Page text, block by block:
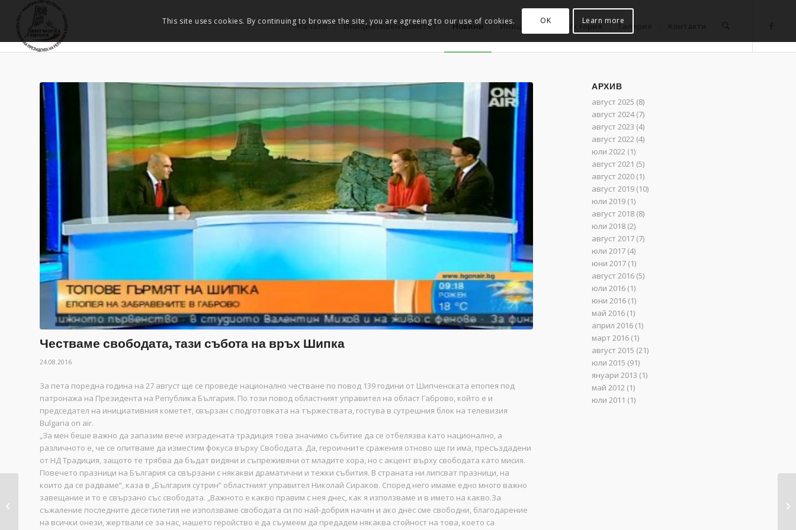
Начало Инициативен комитет Новини Инициативи История Галерия
Честваме свободата, тази събота на връх Шипка
24.08.2016
За пета поредна година на 27 август ще се проведе национално честване по повод 139 години от Шипченската епопея под
патронажа на Президента на Република България. По този повод областният управител на област Габрово, който е и
председател на инициативния кометет, свързан с подготовката на тържествата, гостува в сутрешния блок на телевизия
Bulgaria on air.
„За мен беше важно да запазим вече изградената традиция това значимо събитие да се отбелязва като национално, а
различното е, че се опитваме да изместим фокуса върху Свободата. Да, героичните сражения отново ще ги има, пресъздадени
от НД Традиция, защото те трябва да бъдат видяни и съпреживяни от младите хора, но с акцент върху свободата като мисия.
Повечето празници на България са свързани с някакви драматични и тежки събития. В страната ни липсват празници, на
които да се радваме“, каза в „България сутрин” областният управител Николай Сираков. Според него имаме едно много важно
завещание и то е свързано със свободата. „Важното е какво правим с нея днес, как я използваме и в името на какво.За
съжаление последните десетилетия не използваме свободата си по най-добрия начин и ако днес сме свободни, благодарение
на всички онези, жертвали се за нас, нашето геройство е да съумеем да предадем някаква стойност на това, което са
АРХИВ
август 2025 (8)
август 2024(7)
август 2023 (4)
август 2022 (4)
юли 2022 (1)
август 2021 (5)
август 2020 (1)
август 2019 (10)
юли 2019 (1)
август 2018 (8)
юли 2018 (2)
август 2017 (7)
юли 2017 (4)
юни 2017 (1)
август 2016 (5)
юли 2016 (1)
юни 2016 (1)
май 2016 (1)
април 2016 (1)
март 2016 (1)
август 2015 (21)
юли 2015 (91)
януари 2013 (1)
май 2012 (1)
юли 2011 (1)
НС „Единение“
представят тази
This site uses cookies. By continuing to browse the site, you are agreeing to our use of cookies. OK Learn more